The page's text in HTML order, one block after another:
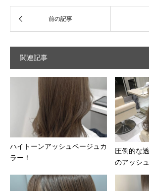
関連記事
ハイトーンアッシュベージュカ
ラー！
圧倒的な
のアッシ